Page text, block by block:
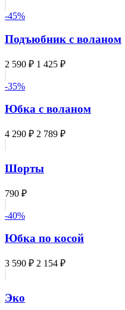
-45%
Подъюбник с воланом
2 590 ₽ 1 425 ₽
-35%
Юбка с воланом
4 290 ₽ 2 789 ₽
Шорты
790 ₽
-40%
Юбка по косой
3 590 ₽ 2 154 ₽
Эко